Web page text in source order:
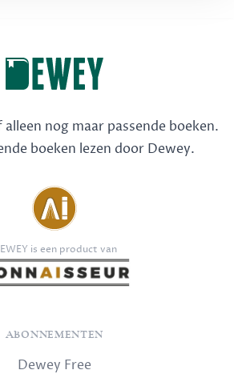
alleen nog maar passende boeken.
boeken lezen door Dewey.
is een product van
ABONNEMENTEN
Dewey Free